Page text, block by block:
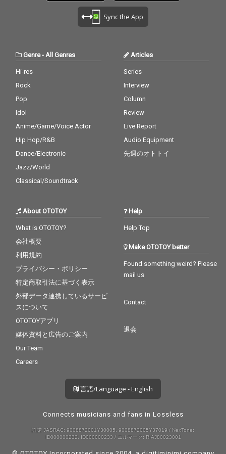
Sync the App
Genre- All Genres
Hi-res
Rock
Pop
Idol
Anime/Game/Voice Actor
Hip Hop/R&B
Dance/Electronic
Jazz/World
Classical/Soundtrack
Articles
Series
Interview
Column
Review
Live Report
Audio Equipment
先週のオトトイ
About OTOTOY
What is OTOTOY?
会社概要
利用規約
プライバシー・ポリシー
特定商取引法に基づく表示
外部データ連携しているサービ
スについて
OTOTOYアプリ
媒体資料と広告のご案内
Our Team
Careers
Help
Help Top
Make OTOTOY better
Found something weird? Please
mail us
Contact
退会
言語/Language - English
Connects musicians and fans in Lossless
許諾 JASRAC: 9008872001Y30005, 9008872005Y37019 / NexTone:
ID000000232, ID000000233 / エルマーク: RIAJ80023001